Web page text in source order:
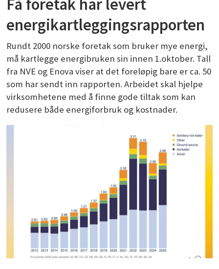
Få foretak har levert
energikartleggingsrapporten
Rundt 2000 norske foretak som bruker mye energi,
må kartlegge energibruken sin innen 1.oktober. Tall
fra NVE og Enova viser at det foreløpig bare er ca. 50
som har sendt inn rapporten. Arbeidet skal hjelpe
virksomhetene med å finne gode tiltak som kan
redusere både energiforbruk og kostnader.